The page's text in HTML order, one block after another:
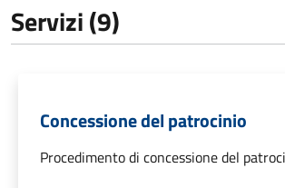
Servizi (9)
Concessione del patrocinio
Procedimento di concessione del